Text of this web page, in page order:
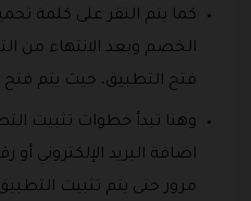
كما يتم النقر على كلمة
الخصم وبعد الانتهاء من
فتح التطبيق، حيث يتم فتح
وهنا تبدأ خطوات تثبيت
اضافة البريد الإلكتروني
مرور حتى يتم تثبيت